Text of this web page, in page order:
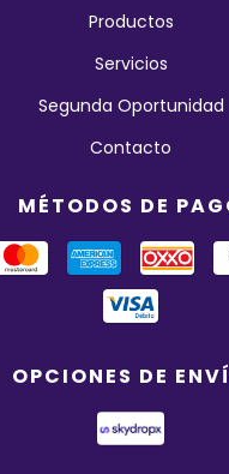
Productos
Servicios
Segunda Oportunidad
Contacto
MÉTODOS DE
OPCIONES DE